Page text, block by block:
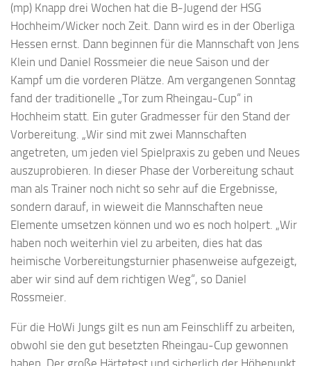
(mp) Knapp drei Wochen hat die B-Jugend der HSG
Hochheim/Wicker noch Zeit. Dann wird es in der Oberliga
Hessen ernst. Dann beginnen für die Mannschaft von Jens
Klein und Daniel Rossmeier die neue Saison und der
Kampf um die vorderen Plätze. Am vergangenen Sonntag
fand der traditionelle „Tor zum Rheingau-Cup“ in
Hochheim statt. Ein guter Gradmesser für den Stand der
Vorbereitung. „Wir sind mit zwei Mannschaften
angetreten, um jeden viel Spielpraxis zu geben und Neues
auszuprobieren. In dieser Phase der Vorbereitung schaut
man als Trainer noch nicht so sehr auf die Ergebnisse,
sondern darauf, in wieweit die Mannschaften neue
Elemente umsetzen können und wo es noch holpert. „Wir
haben noch weiterhin viel zu arbeiten, dies hat das
heimische Vorbereitungsturnier phasenweise aufgezeigt,
aber wir sind auf dem richtigen Weg“, so Daniel
Rossmeier.
Für die HoWi Jungs gilt es nun am Feinschliff zu arbeiten,
obwohl sie den gut besetzten Rheingau-Cup gewonnen
haben. Der große Härtetest und sicherlich der Höhepunkt